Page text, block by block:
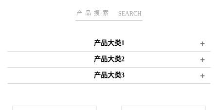
SEARCH
产品大类1 +
产品大类2 +
产品大类3 +